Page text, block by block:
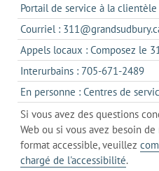
Portail de service à la clientèle
Courriel :
Appels locaux : Composez le
Interurbains : 705-671-2489
un
de
En personne : Centres de
Si vous avez des questions
Web ou si vous avez besoin
format accessible, veuillez
chargé de l'accessibilité.